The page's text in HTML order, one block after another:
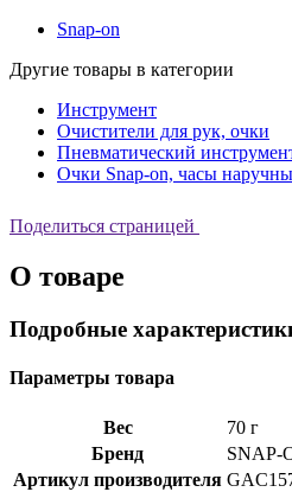
Snap-on
Другие товары в категории
Инструмент
Очистители для рук, очки
Пневматический
Очки Snap-on, часы
Поделиться страницей
О товаре
Подробные
Параметры товара
Вес
70 г
Бренд
SNAP-
Артикул производителя